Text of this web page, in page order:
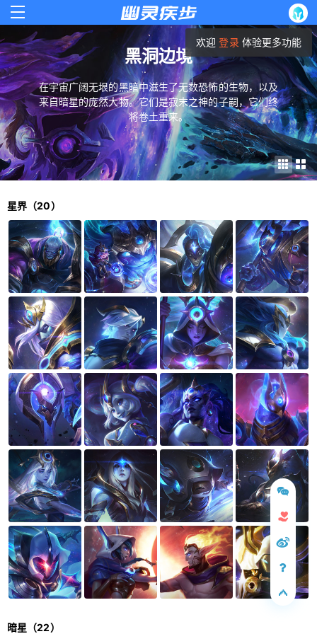
欢迎 登录 体验更多功能
黑洞边境
在宇宙广阔无垠的黑暗中滋生了无数恐怖的生物，以及
来自暗星的庞然大物。它们是寂末之神的子嗣，它们终
将卷土重来。
星界（20）
暗星（22）